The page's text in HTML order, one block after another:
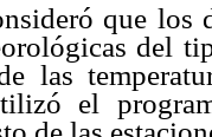
que los
del
las
el